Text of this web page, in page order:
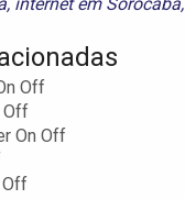
Off
Off
On Off
Off